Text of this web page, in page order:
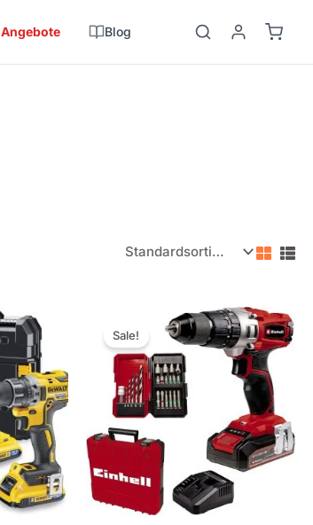
Angebote Blog
Sale!
Ursprünglicher
Preis
war:
€149,95
Aktueller
Preis
ist:
€89,95.